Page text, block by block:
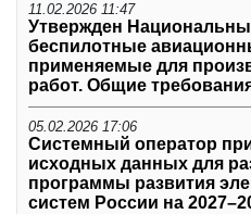
11.02.2026 11:47
Утвержден
беспилотные
применяемые для
работ. Общие
05.02.2026 17:06
Системный оператор
исходных данных для
программы развития
систем России на